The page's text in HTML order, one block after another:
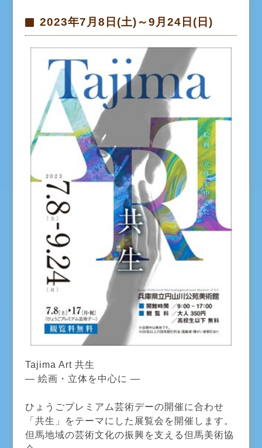
2023年7月8日(土)～9月24日(日)
Tajima Art 共生
― 絵画・立体を中心に ―
ひょうごプレミアム芸術デーの開催に合わせ
「共生」をテーマにした展覧会を開催します。
但馬地域の芸術文化の振興を支える但馬美術協